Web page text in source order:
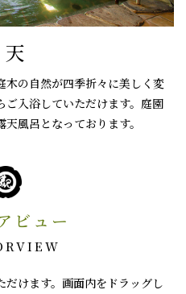
木の自然が四季折々に美しく変
ご入浴していただけます。庭園
風呂となっております。
ビュー
だけます。画面内をドラッグし